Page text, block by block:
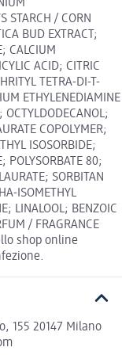
STARCH / CORN
BUD EXTRACT;
CALCIUM
ACID; CITRIC
TETRA-DI-T-
ETHYLENEDIAMINE
OCTYLDODECANOL;
COPOLYMER;
ISOSORBIDE;
POLYSORBATE 80;
SORBITAN
ISOMETHYL
LINALOOL; BENZOIC
/ FRAGRANCE
shop online
155 20147 Milano